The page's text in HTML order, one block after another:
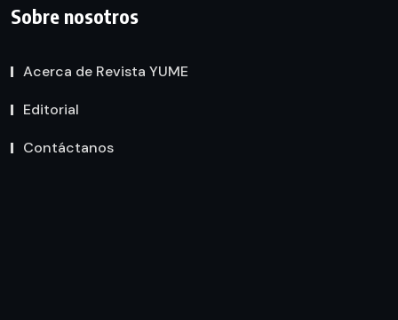
Sobre nosotros
Acerca de Revista YUME
Editorial
Contáctanos